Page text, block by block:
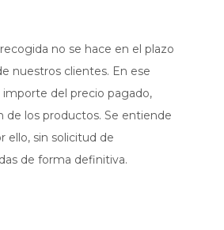
no se hace en el plazo
nuestros clientes. En ese
importe del precio pagado,
de los productos. Se entiende
ello, sin solicitud de
de forma definitiva.